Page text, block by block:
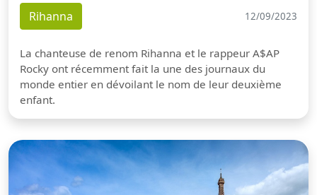
Rihanna 12/09/2023
La chanteuse de renom Rihanna et le rappeur A$AP
Rocky ont récemment fait la une des journaux du
monde entier en dévoilant le nom de leur deuxième
enfant.